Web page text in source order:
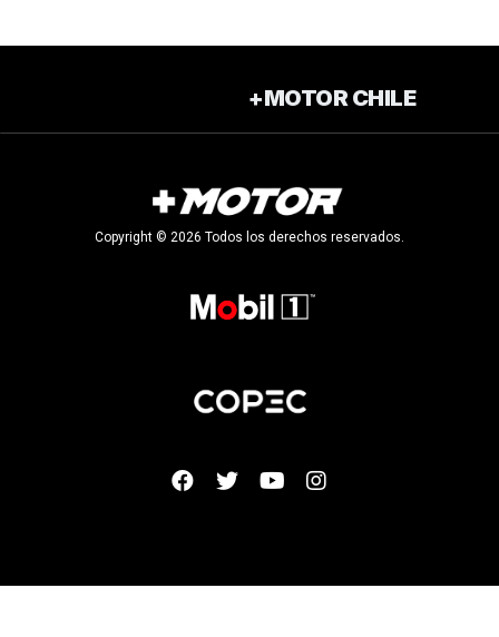
+MOTOR CHILE
Copyright © 2026 Todos los derechos reservados.